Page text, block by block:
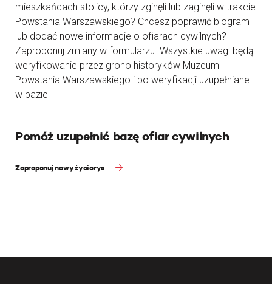
mieszkańcach stolicy, którzy zginęli lub zaginęli w trakcie
Powstania Warszawskiego? Chcesz poprawić biogram
lub dodać nowe informacje o ofiarach cywilnych?
Zaproponuj zmiany w formularzu. Wszystkie uwagi będą
weryfikowanie przez grono historyków Muzeum
Powstania Warszawskiego i po weryfikacji uzupełniane
w bazie
Pomóż uzupełnić bazę ofiar cywilnych
Zaproponuj nowy życiorys